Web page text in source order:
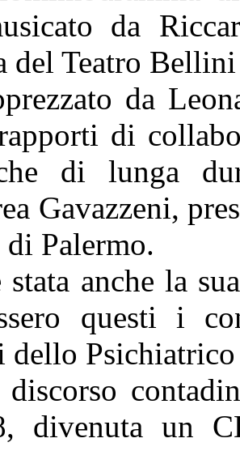
da
del Teatro
da
di
di lunga
Gavazzeni,
Palermo.
stata anche la
questi i
dello
divenuta un